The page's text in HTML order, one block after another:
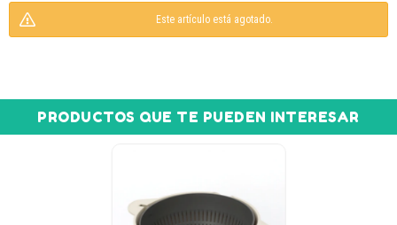
Este artículo está agotado.
PRODUCTOS QUE TE PUEDEN INTERESAR